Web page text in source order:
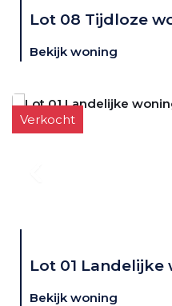
Lot 08 Tijdloze
Bekijk woning
Verkocht
Lot 01
Bekijk woning